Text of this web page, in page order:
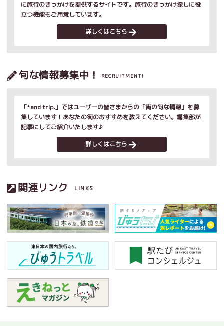
に旅行のきっかけを提供するサイトです。旅行のきっかけ探しに役
立つ機能もご用意しています。
詳しくはこちら
旬な情報募集中！ RECRUITMENT!
「*and trip.」ではユーザーの皆さまからの「街の旬な情報」を募
集しています！あなたの街のおすすめを教えてください。編集部が
記事にしてご紹介いたします♪
詳しくはこちら
関連リンク LINKS